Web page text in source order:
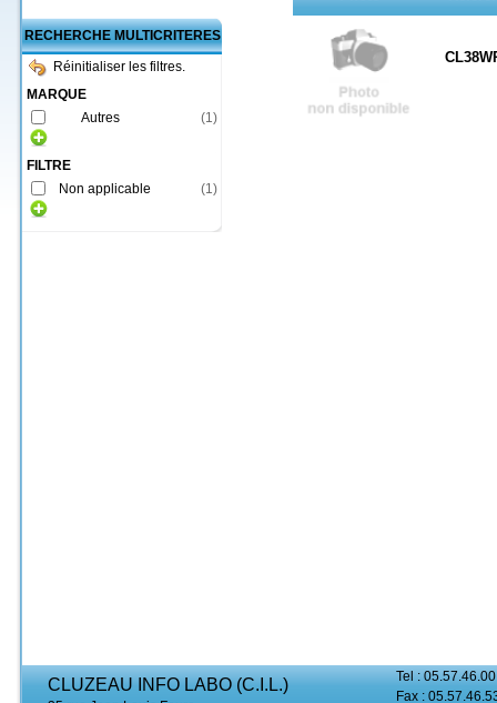
RECHERCHE MULTICRITERES
Réinitialiser les filtres.
MARQUE
Autres
(1)
FILTRE
Non applicable
(1)
CLUZEAU INFO LABO (C.I.L.)
Tel :
Fax :